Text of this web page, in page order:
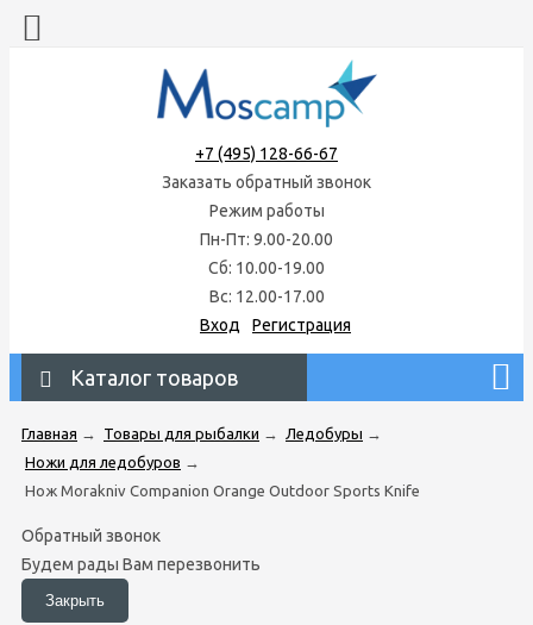
+7 (495) 128-66-67
Заказать обратный звонок
Режим работы
Пн-Пт: 9.00-20.00
Сб: 10.00-19.00
Вс: 12.00-17.00
Вход
Регистрация
Каталог товаров
Главная → Товары для рыбалки → Ледобуры →
Ножи для ледобуров →
Нож Morakniv Companion Orange Outdoor Sports Knife
Обратный звонок
Будем рады Вам перезвонить